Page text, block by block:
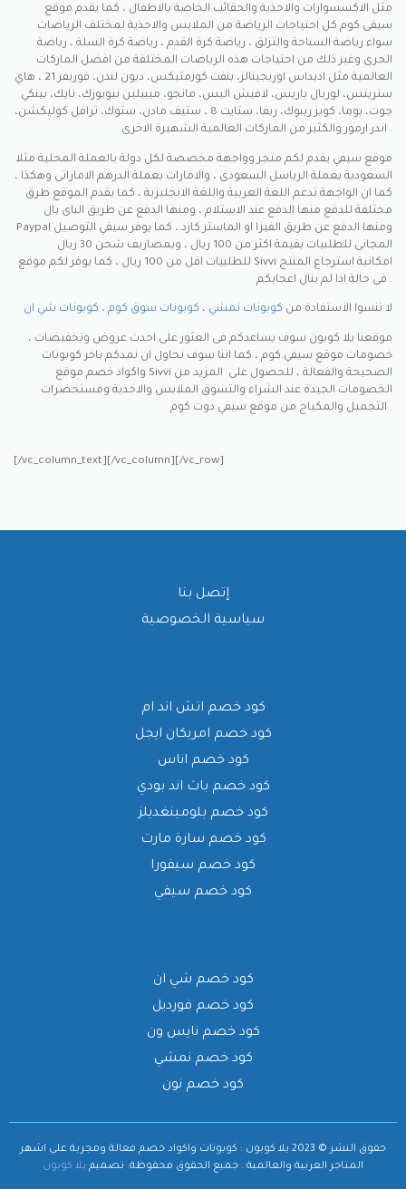
مثل الاكسسوارات والاحذية والحقائب الخاصة بالاطفال ، كما يقدم موقع
سيفى كوم كل احتياجات الرياضة من الملابس والاحذية لمختلف الرياضات
سواء رياضة السباحة والتزلق ، رياضة كرة القدم ، رياضة كرة السلة ، رياضة
الجرى وغير ذلك من احتياجات هذه الرياضات المختلفة من افضل الماركات
العالمية مثل اديداس اوريجينالز، بنفت كوزمتيكس، ديون لندن، فوريفر 21 ، هاي
ستريتس، لوريال باريس، لافيش اليس، مانجو، ميبيلين نيويورك، نايك، بينكي
جوت، بوما، كويز ريبوك، ريفا، ستايت 8 ، ستيف مادن، ستوك، ترافل كوليكشن،
اندر ارمور والكثير من الماركات العالمية الشهيرة الاخرى .
موقع سيفي يقدم لكم متجر وواجهة مخصصة لكل دولة بالعملة المحلية مثلا
السعودية بعملة الرياسل السعودى ، والامارات بعملة الدرهم الاماراتى وهكذا ،
كما ان الواجهة تدعم اللغة العربية واللغة الانجليزية ، كما يقدم الموقع طرق
مختلفة للدفع منها الدفع عند الاستلام ، ومنها الدفع عن طريق الباى بال
Paypal ومنها الدفع عن طريق الفيزا او الماستر كارد ، كما يوفر سيفي التوصيل
المجانى للطلبيات بقيمة اكثر من 100 ريال ، وبمصاريف شحن 30 ريال
للطلبيات اقل من 100 ريال ، كما يوفر لكم موقع Sivvi امكانية استرجاع المنتج
فى حالة اذا لم ينال اعجابكم .
لا تنسوا الاستفادة من كوبونات نمشي ، كوبونات سوق كوم ، كوبونات شي ان
موقعنا يلا كوبون سوف يساعدكم فى العثور على احدث عروض وتخفيضات ،
خصومات موقع سيفي.كوم ، كما اننا سوف نحاول ان نمدكم باخر كوبونات
واكواد خصم موقع Sivvi الصحيحة والفعالة ، للحصول على المزيد من
الخصومات الجيدة عند الشراء والتسوق الملابس والاحذية ومستحضرات
التجميل والمكياج من موقع سيفي دوت كوم .
[/vc_column_text][/vc_column][/vc_row]
إتصل بنا
سياسية الخصوصية
كود خصم اتش اند ام
كود خصم امريكان ايجل
كود خصم اناس
كود خصم باث اند بودي
كود خصم بلومينغديلز
كود خصم سارة مارت
كود خصم سيفورا
كود خصم سيفي
كود خصم شي ان
كود خصم فورديل
كود خصم نايس ون
كود خصم نمشي
كود خصم نون
حقوق النشر © 2023 يلا كوبون : كوبونات واكواد خصم فعالة ومجربة علي اشهر
المتاجر العربية والعالمية . جميع الحقوق محفوظة. تصميم يلا كوبون